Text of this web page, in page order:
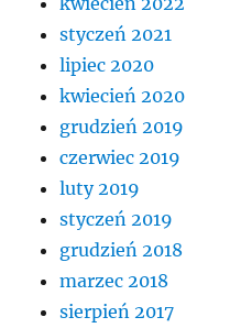
styczeń 2021
lipiec 2020
kwiecień 2020
grudzień 2019
czerwiec 2019
luty 2019
styczeń 2019
grudzień 2018
marzec 2018
sierpień 2017